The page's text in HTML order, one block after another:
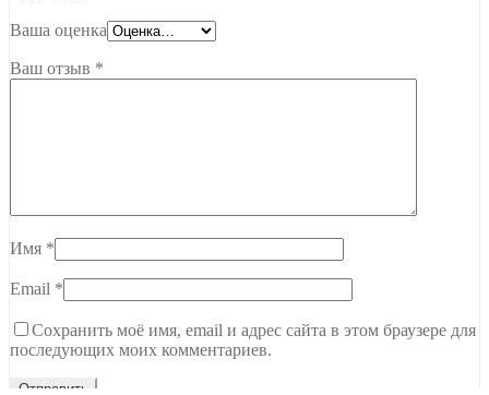
Ваша оценка
Ваш отзыв *
Имя *
Email *
Сохранить моё имя, email и адрес сайта в этом браузере для
последующих моих комментариев.